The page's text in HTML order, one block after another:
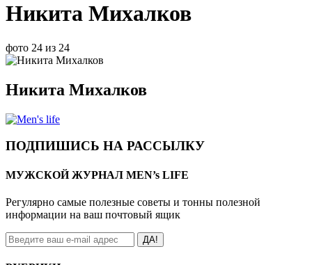
Никита Михалков
фото 24 из 24
Никита Михалков
ПОДПИШИСЬ НА РАССЫЛКУ
МУЖСКОЙ ЖУРНАЛ MEN’s LIFE
Регулярно самые полезные советы и тонны полезной
информации на ваш почтовый ящик
ДА!